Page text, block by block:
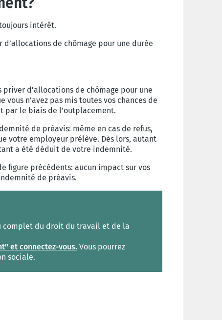
intérêt.
d’allocations de chômage pour une durée
priver d’allocations de chômage pour une
n’avez pas mis toutes vos chances de
le biais de l’outplacement.
de préavis: même en cas de refus,
votre employeur prélève. Dès lors, autant
a été déduit de votre indemnité.
figure précédents: aucun impact sur vos
de préavis.
complet du droit du travail et de la
et connectez-vous. Vous pourrez
sociale.